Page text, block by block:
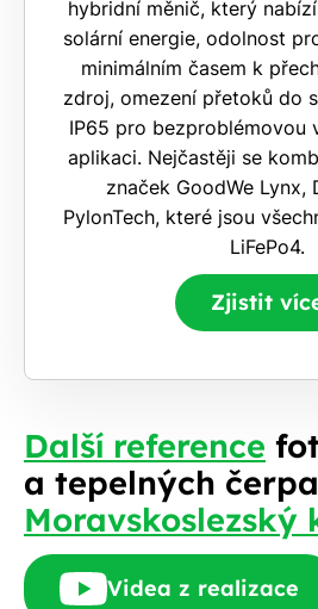
hybridní měnič, který
solární energie, odolnost
minimálním časem k
zdroj, omezení přetoků do
IP65 pro bezproblémovou
aplikaci. Nejčastěji se
značek GoodWe Lynx,
PylonTech, které jsou
LiFePo4.
Zjistit
Další reference
a tepelných
Moravskoslezský
Videa z realizace